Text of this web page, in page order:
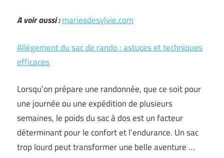
A voir aussi :mariesdesylvie.com
Allègement du sac de rando : astuces et techniques
efficaces
Lorsqu’on prépare une randonnée, que ce soit pour
une journée ou une expédition de plusieurs
semaines, le poids du sac à dos est un facteur
déterminant pour le confort et l’endurance. Un sac
trop lourd peut transformer une belle aventure …